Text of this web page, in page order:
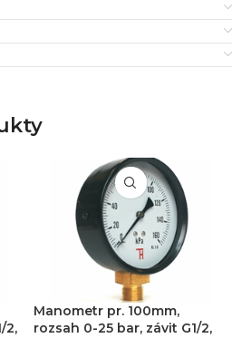
2,
Manometr pr. 100mm,
rozsah 0-25 bar, závit G1/2,